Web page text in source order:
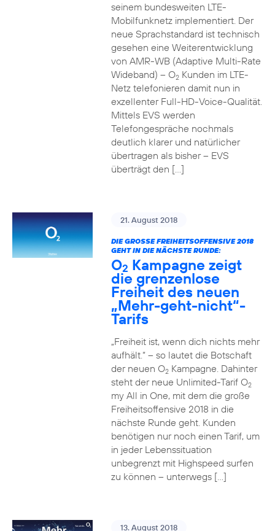
seinem bundesweiten LTE-
Mobilfunknetz implementiert. Der
neue Sprachstandard ist technisch
gesehen eine Weiterentwicklung
von AMR-WB (Adaptive Multi-Rate
Wideband) – O2Kunden im LTE-
Netz telefonieren damit nun in
exzellenter Full-HD-Voice-Qualität.
Mittels EVS werden
Telefongespräche nochmals
deutlich klarer und natürlicher
übertragen als bisher – EVS
überträgt den […]
21. August 2018
DIE GROSSE FREIHEITSOFFENSIVE 2018 G
EHT IN DIE NÄCHSTE RUNDE:
O2 Kampagne zeigt
die grenzenlose
Freiheit des neuen
„Mehr-geht-nicht“-
Tarifs
„Freiheit ist, wenn dich nichts mehr
aufhält.“ – so lautet die Botschaft
der neuen O2Kampagne. Dahinter
steht der neue Unlimited-Tarif O2
my All in One, mit dem die große
Freiheitsoffensive 2018 in die
nächste Runde geht. Kunden
benötigen nur noch einen Tarif, um
in jeder Lebenssituation
unbegrenzt mit Highspeed surfen
zu können – unterwegs […]
13. August 2018